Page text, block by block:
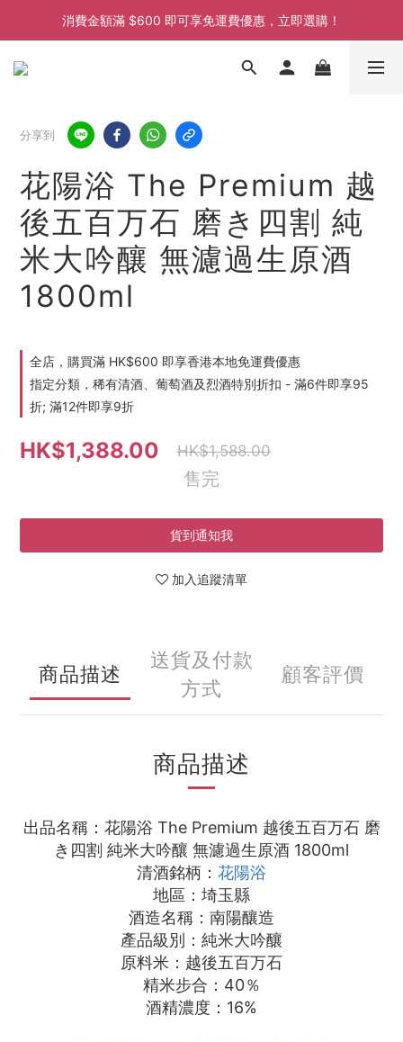
消費金額滿 $600 即可享免運費優惠，立即選購！
消費金額滿 $600 即可享免運費優惠，立即選購！
消費金額滿 $600 即可享免運費優惠，立即選購！
分享到
花陽浴 The Premium 越
後五百万石 磨き四割 純
米大吟釀 無濾過生原酒
1800ml
全店，購買滿 HK$600 即享香港本地免運費優惠
指定分類，稀有清酒、葡萄酒及烈酒特別折扣 - 滿6件即享95
折; 滿12件即享9折
HK$1,388.00 HK$1,588.00
售完
貨到通知我
加入追蹤清單
商品描述
送貨及付款
方式
顧客評價
商品描述
出品名稱：花陽浴 The Premium 越後五百万石 磨
き四割 純米大吟釀 無濾過生原酒 1800ml
清酒銘柄： 花陽浴
地區：埼玉縣
酒造名稱：南陽釀造
產品級別：純米大吟釀
原料米：越後五百万石
精米步合：40％
酒精濃度：16%